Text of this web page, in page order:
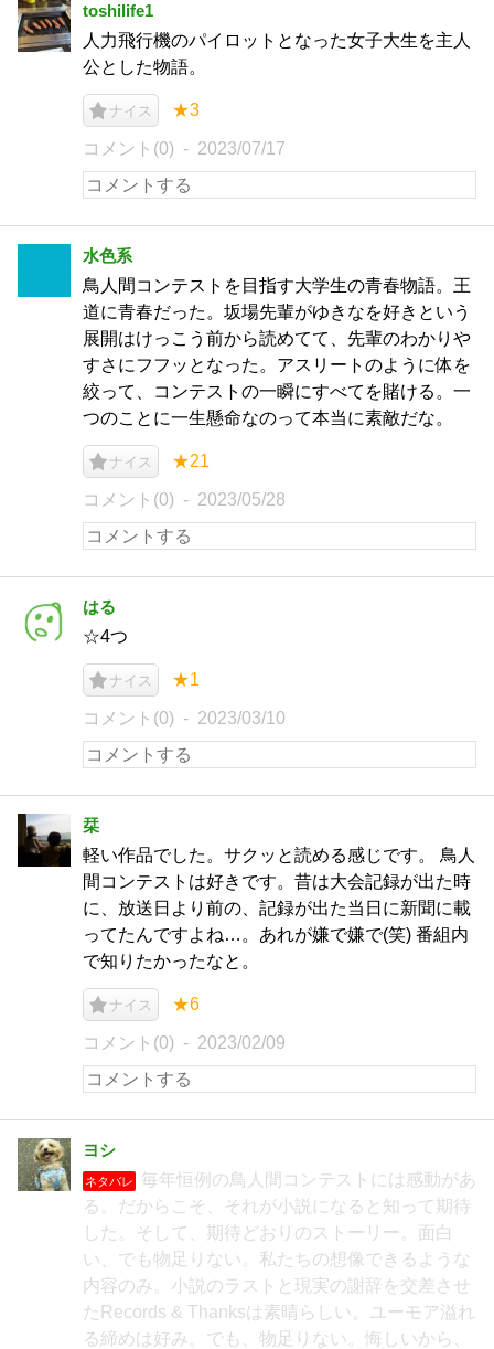
toshilife1
人力飛行機のパイロットとなった女子大生を主人
公とした物語。
ナイス ★3
コメント(0) 2023/07/17
水色系
鳥人間コンテストを目指す大学生の青春物語。王
道に青春だった。坂場先輩がゆきなを好きという
展開はけっこう前から読めてて、先輩のわかりや
すさにフフッとなった。アスリートのように体を
絞って、コンテストの一瞬にすべてを賭ける。一
つのことに一生懸命なのって本当に素敵だな。
ナイス ★21
コメント(0) 2023/05/28
はる
☆4つ
ナイス ★1
コメント(0) 2023/03/10
栞
軽い作品でした。サクッと読める感じです。 鳥人
間コンテストは好きです。昔は大会記録が出た時
に、放送日より前の、記録が出た当日に新聞に載
ってたんですよね…。あれが嫌で嫌で(笑) 番組内
で知りたかったなと。
ナイス ★6
コメント(0) 2023/02/09
ヨシ
ネタバレ
毎年恒例の鳥人間コンテストには感動があ
る。だからこそ、それが小説になると知って期待
した。そして、期待どおりのストーリー。面白
い、でも物足りない。私たちの想像できるような
内容のみ。小説のラストと現実の謝辞を交差させ
たRecords & Thanksは素晴らしい。ユーモア溢れ
る締めは好み。でも、物足りない。悔しいから、